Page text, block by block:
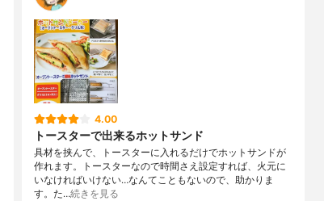
4.00
トースターで出来るホットサンド
具材を挟んで、トースターに入れるだけでホットサンドが
作れます。トースターなので時間さえ設定すれば、火元に
いなければいけない…なんてこともないので、助かりま
す。た…続きを見る